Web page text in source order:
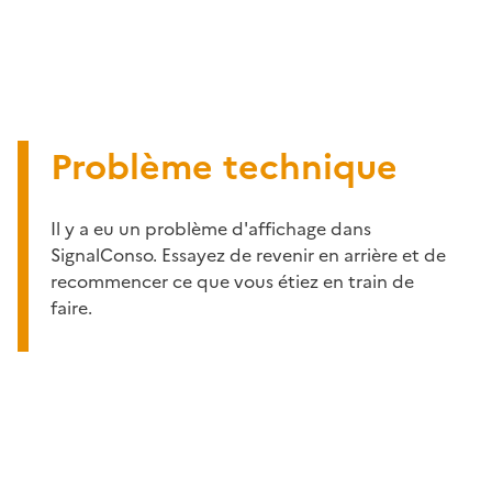
Problème technique
Il y a eu un problème d'affichage dans
SignalConso. Essayez de revenir en arrière et de
recommencer ce que vous étiez en train de
faire.